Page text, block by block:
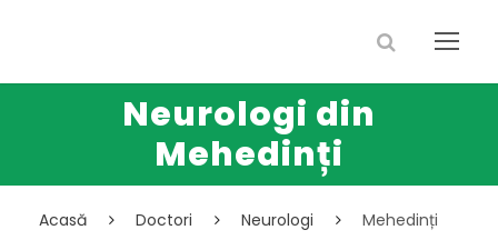
Neurologi din
Mehedinți
Acasă Doctori Neurologi Mehedinți